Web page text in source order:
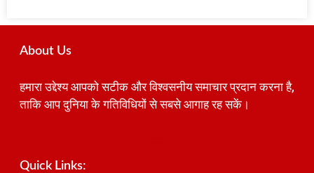
About Us
हमारा उद्देश्य आपको सटीक और विश्वसनीय समाचार प्रदान करना है,
ताकि आप दुनिया के गतिविधियों से सबसे आगाह रह सकें।
Quick Links: